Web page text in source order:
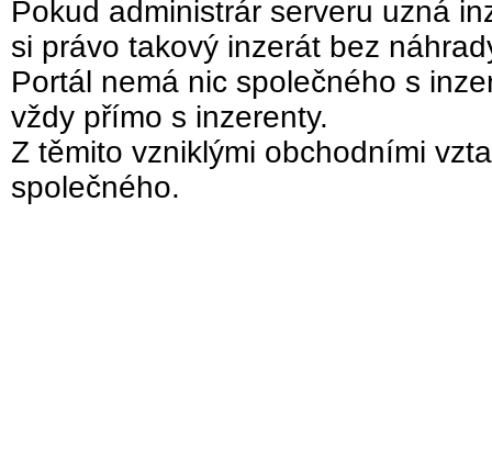
Pokud administrár serveru uzná
si právo takový inzerát bez
Portál nemá nic společného s
vždy přímo s inzerenty.
Z těmito vzniklými obchodními
společného.